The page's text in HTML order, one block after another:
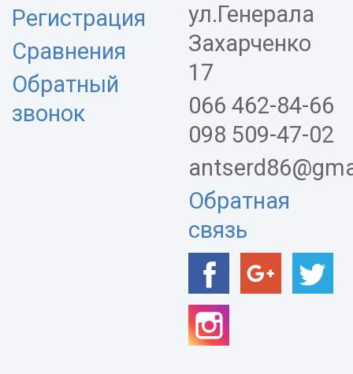
Регистрация
Сравнения
Обратный
звонок
ул.Генерала
Захарченко
17
066 462-84-66
098 509-47-02
Обратная
связь